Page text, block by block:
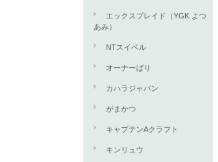
エックスブレイド（YGK よつ
あみ）
NTスイベル
オーナーばり
カハラジャパン
がまかつ
キャプテンAクラフト
キンリュウ